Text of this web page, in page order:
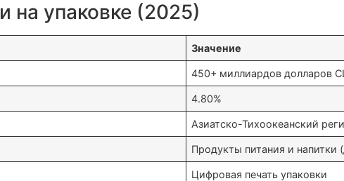
на упаковке (2025)
Значение
450+ миллиардов долларов
4.80%
Азиатско-Тихоокеанский
Продукты питания и напитки
Цифровая печать упаковки